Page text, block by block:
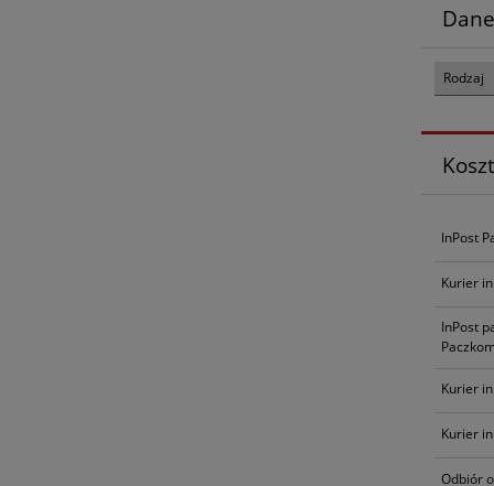
Rodzaj
InPost
Kurier
InPost
Kurier
Kurier
Odbiór